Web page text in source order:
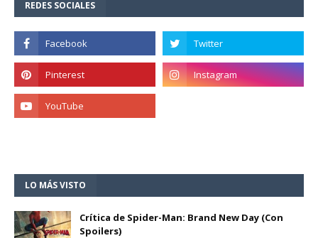
REDES SOCIALES
LO MÁS VISTO
Crítica de Spider-Man: Brand New Day (Con
Spoilers)